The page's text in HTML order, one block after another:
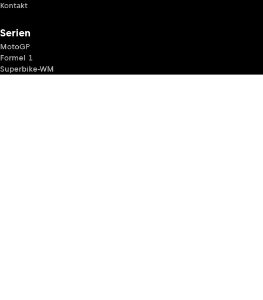
Kontakt
Serien
MotoGP
Formel 1
Superbike-WM